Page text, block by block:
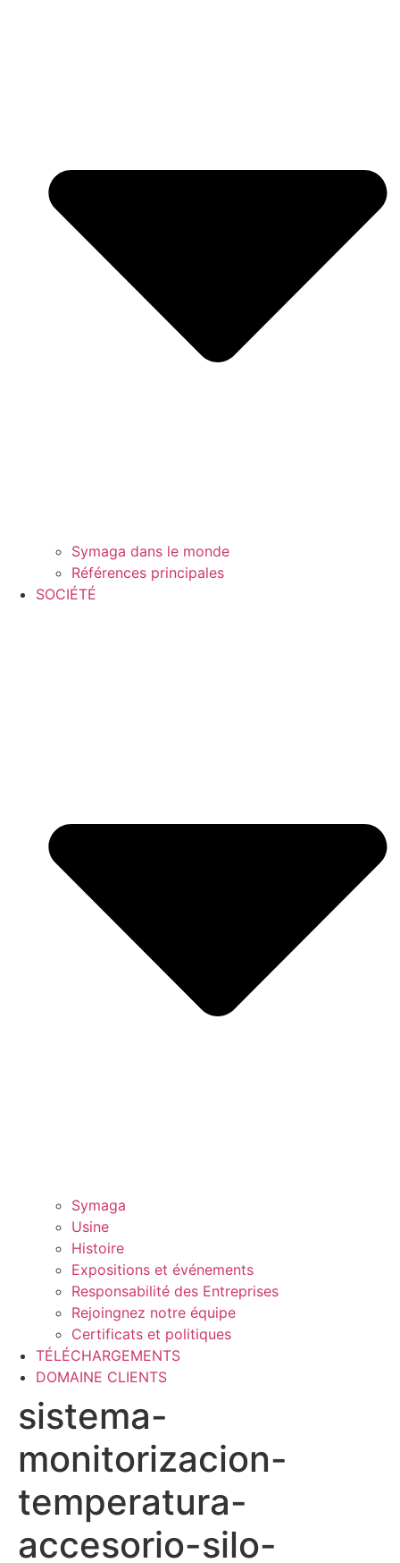
Symaga dans le monde
Références principales
SOCIÉTÉ
Symaga
Usine
Histoire
Expositions et événements
Responsabilité des Entreprises
Rejoingnez notre équipe
Certificats et politiques
TÉLÉCHARGEMENTS
DOMAINE CLIENTS
sistema-
monitorizacion-
temperatura-
accesorio-silo-